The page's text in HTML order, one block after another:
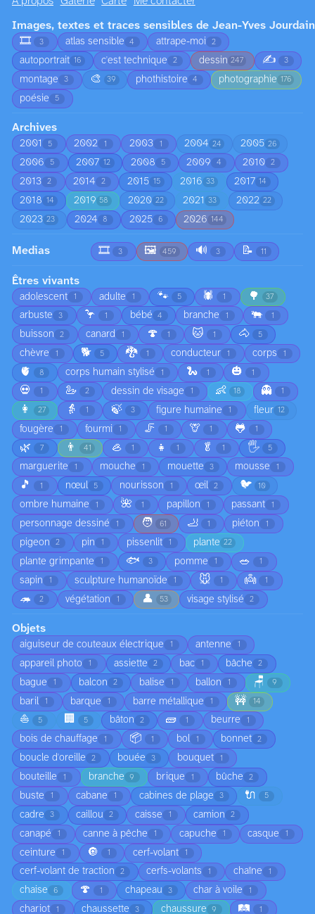
Images, textes et traces sensibles de Jean-Yves Jourdain
🎞️
3 atlas sensible 4 attrape-moi 2
autoportrait 16 c'est technique 2 dessin 247 ✍️ 3
montage 3 🎨 39 phothistoire 4 photographie 176
poésie 5
Archives
2001 5 2002 1 2003 1 2004 24 2005 26
2006 5 2007 12 2008 5 2009 4 2010 2
2013 2 2014 2 2015 15 2016 33 2017 14
2018 14 2019 58 2020 22 2021 33 2022 22
2023 23 2024 8 2025 6 2026 144
Medias 🎞️ 3 🖼️ 459 🔊 3 📝 11
Êtres vivants
adolescent 1 adulte 1 🐾 5 🕷️ 1 🌳 37
arbuste 3 🦩 1 bébé 4 branche 1 🐃 1
buisson 2 canard 1 🍄 1 🐱 1 🐴 5
chèvre 1 🐕 5 🐉 1 conducteur 1 corps 1
🫀 8 corps humain stylisé 1 🐍 1 🎃 1
💀 1 🦢 2 dessin de visage 1 👶 18 👻 1
👩 27 👵 1 🍃 3 figure humaine 1 fleur 12
fougère 1 fourmi 1 🦵 1 🦒 1 🐸 1
🌿 7 👨 41 🦪 1 👧 1 🥬 1 🖐️ 5
marguerite 1 mouche 1 mouette 3 mousse 1
🎵 1 nœul 5 nourisson 1 œil 2 🐦 10
ombre humaine 1 🌺 1 papillon 1 passant 1
personnage dessiné 1 🧑 61 🦶 1 piéton 1
pigeon 2 pin 1 pissenlit 1 plante 22
plante grimpante 1 🐟 3 pomme 1 🥗 1
sapin 1 sculpture humanoïde 1 🐭 1 👼 1
🦔 2 végétation 1 👤 53 visage stylisé 2
Objets
aiguiseur de couteaux électrique 1 antenne 1
appareil photo 1 assiette 2 bac 1 bâche 2
bague 1 balcon 2 balise 1 ballon 1 🪑 9
baril 1 barque 1 barre métallique 1 🚧 14
⛵ 5 🏢 5 bâton 2 🧱 1 beurre 1
bois de chauffage 1 📦 1 bol 1 bonnet 2
boucle d'oreille 2 bouée 3 bouquet 1
bouteille 1 branche 9 brique 1 bûche 2
buste 1 cabane 1 cabines de plage 3 🔌 5
cadre 3 caillou 2 caisse 1 camion 2
canapé 1 canne à pêche 1 capuche 1 casque 1
ceinture 1 🔘 1 cerf-volant 1
cerf-volant de traction 2 cerfs-volants 1 chaîne 1
chaise 6 🍄 1 chapeau 3 char à voile 1
chariot 1 chaussette 3 chaussure 9 🛤️ 1